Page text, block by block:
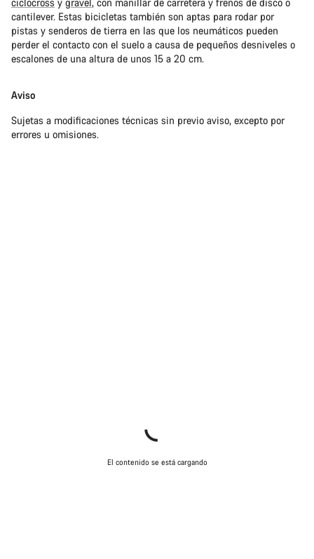
cantilever. Estas bicicletas también son aptas para rodar por
pistas y senderos de tierra en las que los neumáticos pueden
perder el contacto con el suelo a causa de pequeños desniveles o
escalones de una altura de unos 15 a 20 cm.
Aviso
Sujetas a modificaciones técnicas sin previo aviso, excepto por
errores u omisiones.
El contenido se está cargando